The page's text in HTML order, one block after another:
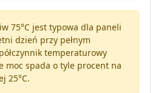
75°C jest typowa dla paneli
dzień przy pełnym
temperaturowy
moc spada o tyle procent na
25°C.